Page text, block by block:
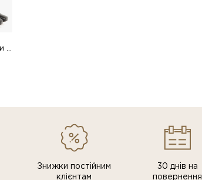
Знижки постiйним
клiєнтам
30 днів на
повернення